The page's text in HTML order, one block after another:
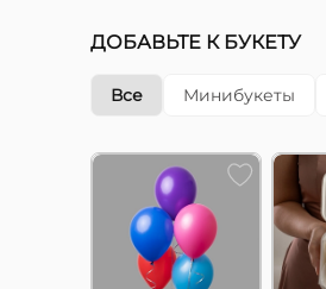
ДОБАВЬТЕ К БУКЕТУ
Все Минибукеты